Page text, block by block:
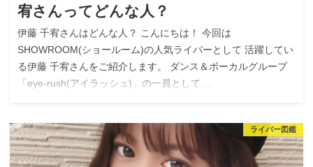
宥さんってどんな人？
伊藤 千宥さんはどんな人？ こんにちは！ 今回は
SHOWROOM(ショールーム)の人気ライバーとして 活躍してい
る伊藤 千宥さんをご紹介します。 ダンス＆ボーカルグループ
「eye-rush(アイラッシュ)」の一員として …
ライバー図鑑